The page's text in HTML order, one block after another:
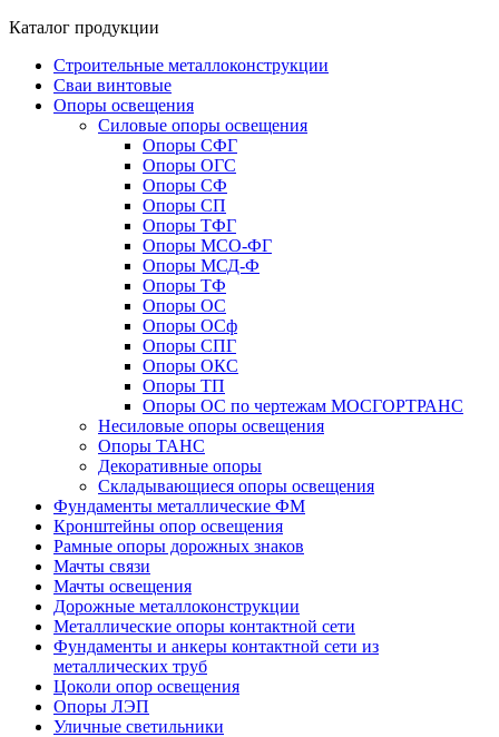
Каталог продукции
Строительные металлоконструкции
Сваи винтовые
Опоры освещения
Силовые опоры освещения
Опоры СФГ
Опоры ОГС
Опоры СФ
Опоры СП
Опоры ТФГ
Опоры МСО-ФГ
Опоры МСД-Ф
Опоры ТФ
Опоры ОС
Опоры ОСф
Опоры СПГ
Опоры ОКС
Опоры ТП
Опоры ОС по чертежам МОСГОРТРАНС
Несиловые опоры освещения
Опоры ТАНС
Декоративные опоры
Складывающиеся опоры освещения
Фундаменты металлические ФМ
Кронштейны опор освещения
Рамные опоры дорожных знаков
Мачты связи
Мачты освещения
Дорожные металлоконструкции
Металлические опоры контактной сети
Фундаменты и анкеры контактной сети из
металлических труб
Цоколи опор освещения
Опоры ЛЭП
Уличные светильники